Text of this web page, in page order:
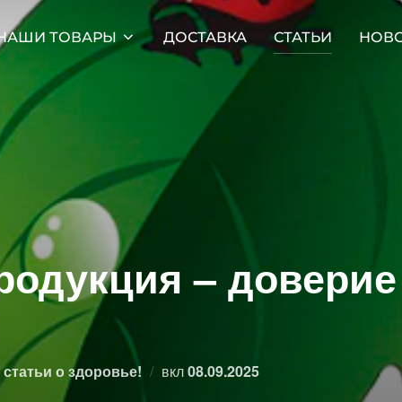
ТОВАРЫ ДОСТАВКА СТАТЬИ
–
о здоровье! вклОпубликовано
08.09.2025